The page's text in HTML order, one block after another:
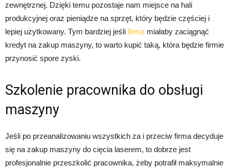
zewnętrznej. Dzięki temu pozostaje nam miejsce na hali
produkcyjnej oraz pieniądze na sprzęt, który będzie częściej i
lepiej użytkowany. Tym bardziej jeśli firma miałaby zaciągnąć
kredyt na zakup maszyny, to warto kupić taką, która będzie firmie
przynosić spore zyski.
Szkolenie pracownika do obsługi
maszyny
Jeśli po przeanalizowaniu wszystkich za i przeciw firma decyduje
się na zakup maszyny do cięcia laserem, to dobrze jest
profesjonalnie przeszkolić pracownika, żeby potrafił maksymalnie